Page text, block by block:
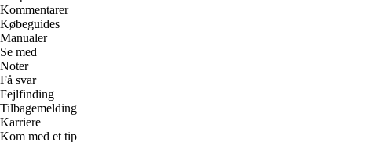
Kommentarer
Købeguides
Manualer
Se med
Noter
Få svar
Fejlfinding
Tilbagemelding
Karriere
Kom med et tip